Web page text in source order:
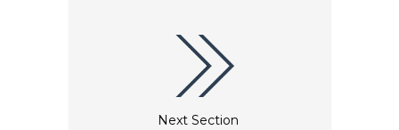
Next Section